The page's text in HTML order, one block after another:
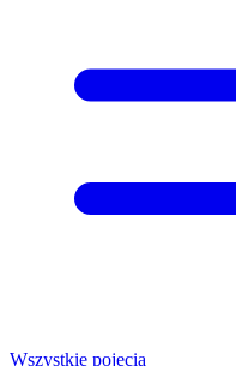
Wszystkie pojęcia